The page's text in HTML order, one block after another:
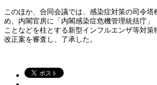
このほか、合同会議では、感染症対策の司令塔
め、内閣官房に「内閣感染症危機管理統括庁」
ことなどを柱とする新型インフルエンザ等対策
改正案を審査し、了承した。